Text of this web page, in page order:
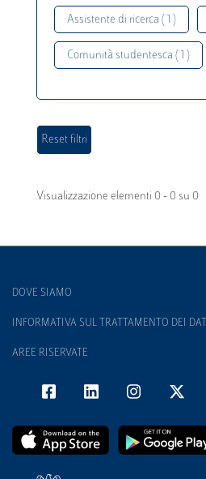
Assistente di ricerca ( 1 )
Comunità studentesca ( 1 )
Visualizzazione elementi 0 - 0 su 0
DOVE SIAMO
INFORMATIVA SUL TRATTAMENTO DEI DATI
AREE RISERVATE